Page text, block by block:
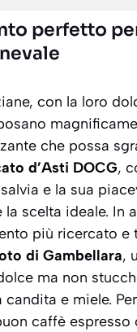
perfetto
con la loro
che possa
d’Asti DOCG,
e la sua
la scelta ideale. In
più ricercato e
di Gambellara,
ma non
e miele.
caffè espresso